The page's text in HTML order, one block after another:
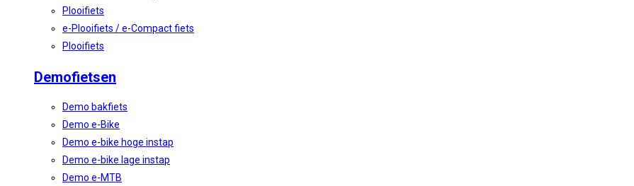
Plooifiets
e-Plooifiets / e-Compact fiets
Plooifiets
Demofietsen
Demo bakfiets
Demo e-Bike
Demo e-bike hoge instap
Demo e-bike lage instap
Demo e-MTB